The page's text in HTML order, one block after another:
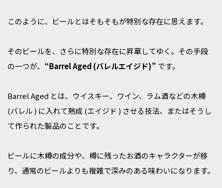
このように、ビールとはそもそもが特別な存在に思えます。
そのビールを、さらに特別な存在に昇華してゆく。その手段
の一つが、 “Barrel Aged (バレルエイジド)” です。
Barrel Aged とは、ウイスキー、ワイン、ラム酒などの木樽
(バレル ) に入れて熟成 (エイジド ) させる技法、またはそうし
て作られた製品のことです。
ビールに木樽の成分や、樽に残ったお酒のキャラクターが移
り、通常のビールよりも複雑で深みのある味わいになります。